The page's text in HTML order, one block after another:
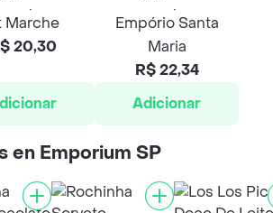
Marche
20,30
Empório Santa
Maria
R$ 22,34
Adicionar
en Emporium SP